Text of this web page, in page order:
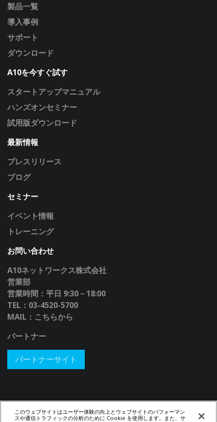
製品一覧
導入事例
サポート
ダウンロード
A10を今すぐ試す
スタートアップマニュアル
ハンズオンセミナー
試用版ダウンロード
最新情報
プレスリリース
ブログ
セミナー
イベント情報
トレーニング
お問い合わせ
A10ネットワークス株式会社
営業部
営業時間：平日 9:30－18:00
TEL：03-4520-5700
MAIL： こちらから
パートナー
パートナーサイト
このウェブサイトはユーザー体験の向上とウェブサイトのパフォーマン
スや通信トラフィックの分析のために Cookie を使用します。また、サ